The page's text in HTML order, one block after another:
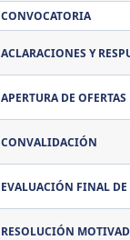
CONVOCATORIA
ACLARACIONES Y
APERTURA DE OFERTAS
CONVALIDACIÓN
EVALUACIÓN FINAL DE
RESOLUCIÓN